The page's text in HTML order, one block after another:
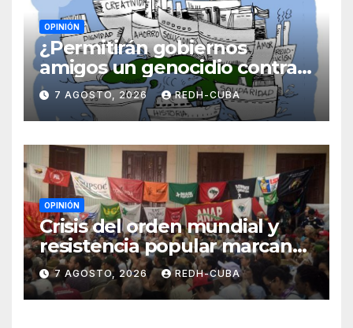
OPINIÓN
¿Permitirán gobiernos
amigos un genocidio contra
Cuba? Por Hedelberto López
Blanch
7 AGOSTO, 2026 REDH-CUBA
OPINIÓN
Crisis del orden mundial y
resistencia popular marcan
el inicio de la IV Asamblea
Continental de ALBA
Movimientos en Cuba
7 AGOSTO, 2026 REDH-CUBA